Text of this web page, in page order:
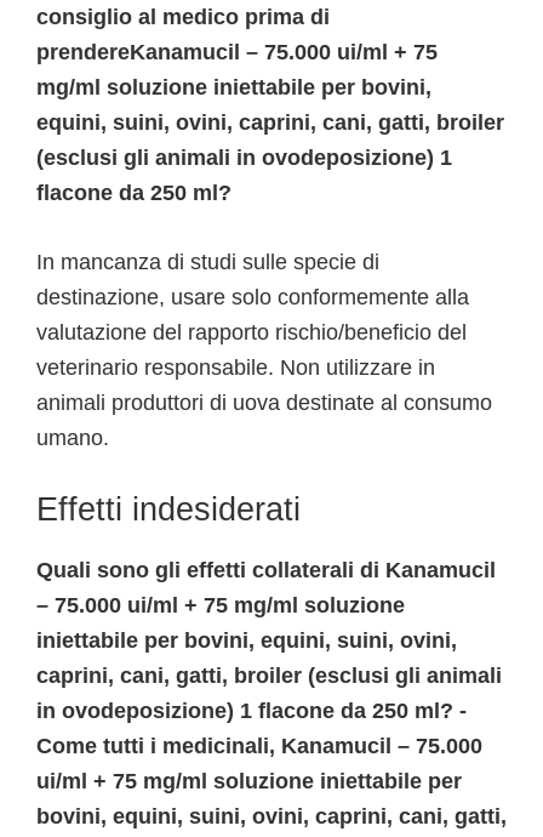
consiglio al medico prima di
prendereKanamucil – 75.000 ui/ml + 75
mg/ml soluzione iniettabile per bovini,
equini, suini, ovini, caprini, cani, gatti, broiler
(esclusi gli animali in ovodeposizione) 1
flacone da 250 ml?
In mancanza di studi sulle specie di
destinazione, usare solo conformemente alla
valutazione del rapporto rischio/beneficio del
veterinario responsabile. Non utilizzare in
animali produttori di uova destinate al consumo
umano.
Effetti indesiderati
Quali sono gli effetti collaterali di Kanamucil
– 75.000 ui/ml + 75 mg/ml soluzione
iniettabile per bovini, equini, suini, ovini,
caprini, cani, gatti, broiler (esclusi gli animali
in ovodeposizione) 1 flacone da 250 ml? -
Come tutti i medicinali, Kanamucil – 75.000
ui/ml + 75 mg/ml soluzione iniettabile per
bovini, equini, suini, ovini, caprini, cani, gatti,